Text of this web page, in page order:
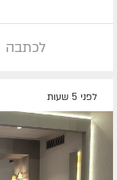
לכתבה
לפני 5 שעות